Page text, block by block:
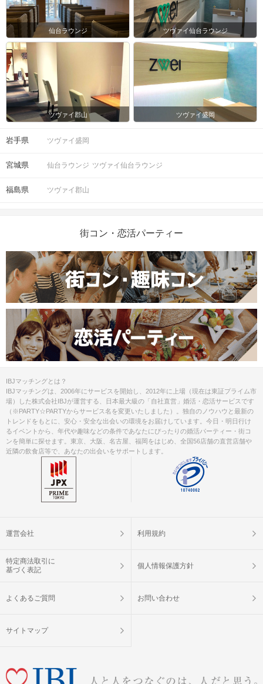
仙台ラウンジ ツヴァイ仙台ラウンジ
ツヴァイ郡山 ツヴァイ盛岡
岩手県 ツヴァイ盛岡
宮城県 仙台ラウンジ ツヴァイ仙台ラウンジ
福島県 ツヴァイ郡山
街コン・恋活パーティー
IBJマッチングとは？
IBJマッチングは、2006年にサービスを開始し、2012年に上場（現在は東証プライム市
場）した株式会社IBJが運営する、日本最大級の「自社直営」婚活・恋活サービスです
（※PARTY☆PARTYからサービス名を変更いたしました）。独自のノウハウと最新の
トレンドをもとに、安心・安全な出会いの環境をお届けしています。今日・明日行け
るイベントから、年代や趣味などの条件であなたにぴったりの婚活パーティー・街コ
ンを簡単に探せます。東京、大阪、名古屋、福岡をはじめ、全国56店舗の直営店舗や
近隣の飲食店等で、あなたの出会いをサポートします。
運営会社 利用規約
特定商法取引に
基づく表記
個人情報保護方針
よくあるご質問 お問い合わせ
サイトマップ